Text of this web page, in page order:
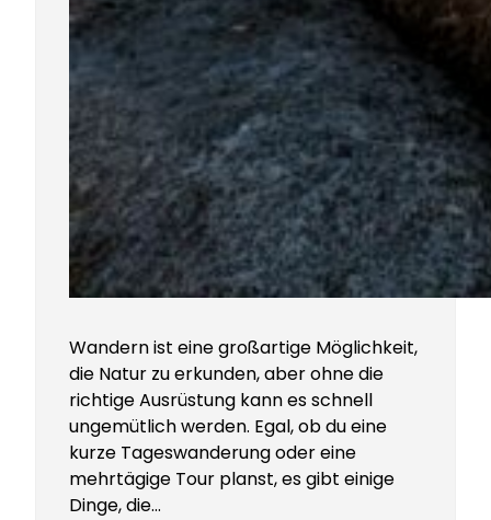
Wandern ist eine großartige Möglichkeit,
die Natur zu erkunden, aber ohne die
richtige Ausrüstung kann es schnell
ungemütlich werden. Egal, ob du eine
kurze Tageswanderung oder eine
mehrtägige Tour planst, es gibt einige
Dinge, die…